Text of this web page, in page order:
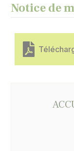
Notice de